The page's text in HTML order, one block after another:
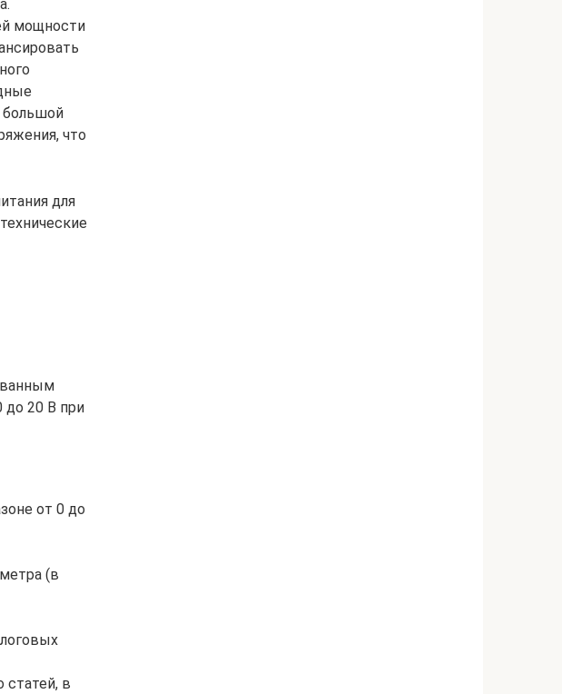
мощности
большой
что
для
до 20 В при
от 0 до
(в
в